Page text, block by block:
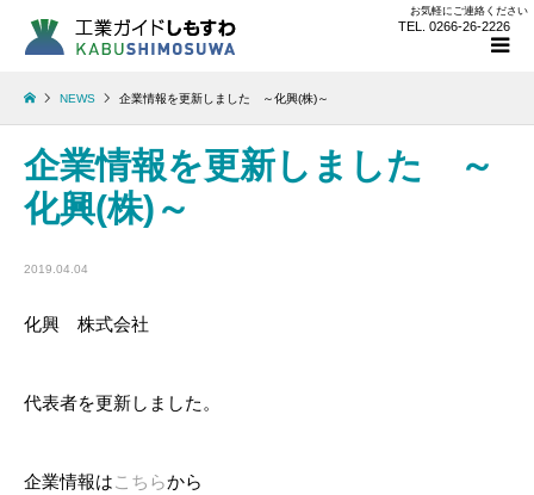
お気軽にご連絡ください
TEL. 0266-26-2226
NEWS 企業情報を更新しました ～化興(株)～
企業情報を更新しました ～
化興(株)～
2019.04.04
化興 株式会社
代表者を更新しました。
企業情報はこちらから